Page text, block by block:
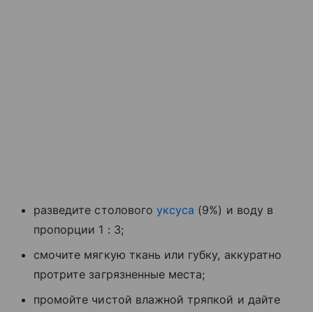
разведите столового уксуса (9%) и воду в
пропорции 1 : 3;
смочите мягкую ткань или губку, аккуратно
протрите загрязненные места;
промойте чистой влажной тряпкой и дайте